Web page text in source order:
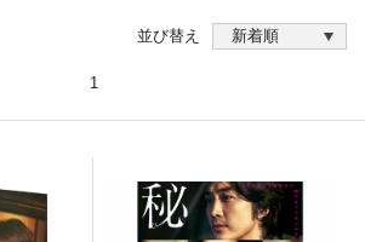
1
並び替え